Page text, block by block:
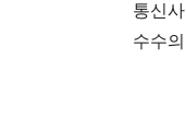
통신사
수수의